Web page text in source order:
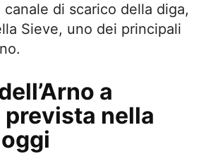
di scarico della diga,
Sieve, uno dei principali
a
prevista nella